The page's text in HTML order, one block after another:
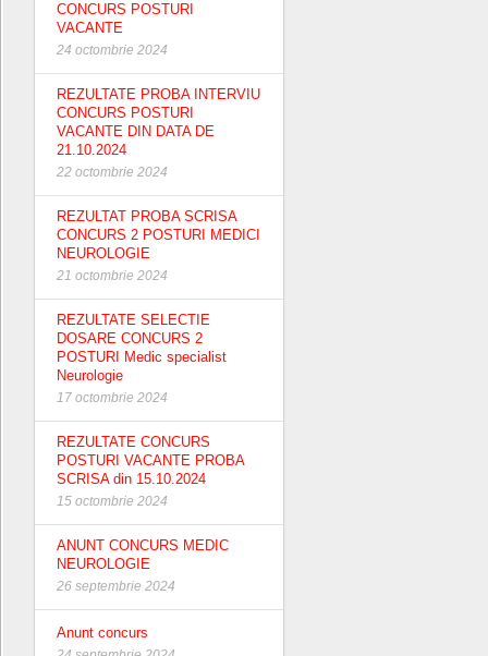
CONCURS POSTURI
VACANTE
24 octombrie 2024
REZULTATE PROBA INTERVIU
CONCURS POSTURI
VACANTE DIN DATA DE
21.10.2024
22 octombrie 2024
REZULTAT PROBA SCRISA
CONCURS 2 POSTURI MEDICI
NEUROLOGIE
21 octombrie 2024
REZULTATE SELECTIE
DOSARE CONCURS 2
POSTURI Medic specialist
Neurologie
17 octombrie 2024
REZULTATE CONCURS
POSTURI VACANTE PROBA
SCRISA din 15.10.2024
15 octombrie 2024
ANUNT CONCURS MEDIC
NEUROLOGIE
26 septembrie 2024
Anunt concurs